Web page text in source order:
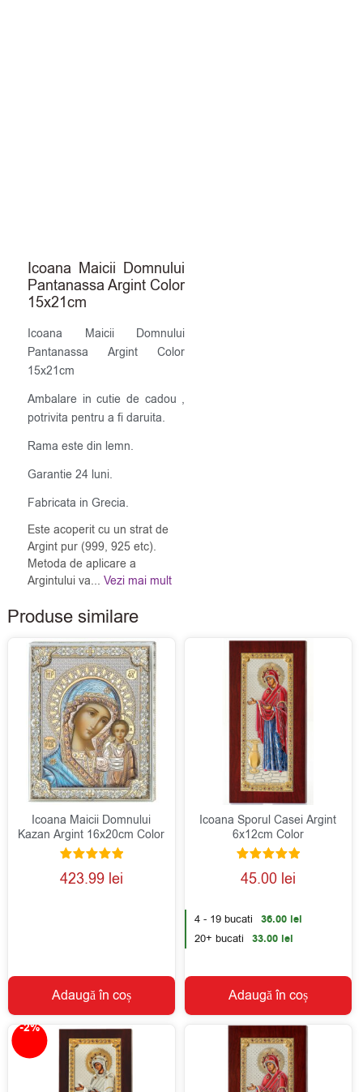
Icoana Maicii Domnului
Pantanassa Argint Color
15x21cm
Icoana Maicii Domnului
Pantanassa Argint Color
15x21cm
Ambalare in cutie de cadou ,
potrivita pentru a fi daruita.
Rama este din lemn.
Garantie 24 luni.
Fabricata in Grecia.
Este acoperit cu un strat de
Argint pur (999, 925 etc).
Metoda de aplicare a
Argintului va... Vezi mai mult
Produse similare
Icoana Maicii Domnului
Kazan Argint 16x20cm Color
Evaluat la
5.00
423.99 lei
Adaugă în coș
Icoana Sporul Casei Argint
6x12cm Color
Evaluat la
5.00
45.00 lei
4 - 19 bucati 36.00 lei
20+ bucati 33.00 lei
Adaugă în coș
-2%